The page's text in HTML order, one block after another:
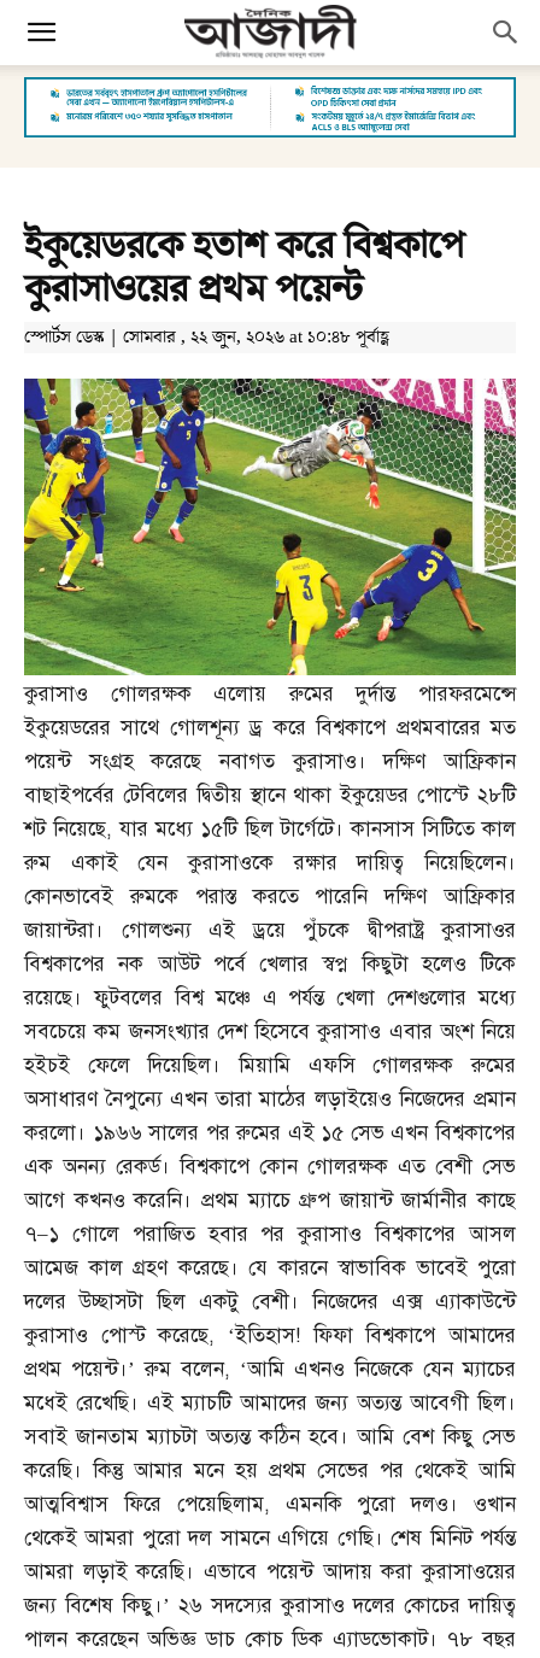
ইকুয়েডরকে হতাশ করে বিশ্বকাপে
কুরাসাওয়ের প্রথম পয়েন্ট
স্পোর্টস ডেস্ক | সোমবার , ২২ জুন, ২০২৬ at ১০:৪৮ পূর্বাহ্ণ
কুরাসাও গোলরক্ষক এলোয় রুমের দুর্দান্ত পারফরমেন্সে
ইকুয়েডরের সাথে গোলশূন্য ড্র করে বিশ্বকাপে প্রথমবারের মত
পয়েন্ট সংগ্রহ করেছে নবাগত কুরাসাও। দক্ষিণ আফ্রিকান
বাছাইপর্বের টেবিলের দ্বিতীয় স্থানে থাকা ইকুয়েডর পোস্টে ২৮টি
শট নিয়েছে,যার মধ্যে ১৫টি ছিল টার্গেটে। কানসাস সিটিতে কাল
রুম একাই যেন কুরাসাওকে রক্ষার দায়িত্ব নিয়েছিলেন।
কোনভাবেই রুমকে পরাস্ত করতে পারেনি দক্ষিণ আফ্রিকার
জায়ান্টরা। গোলশুন্য এই ড্রয়ে পুঁচকে দ্বীপরাষ্ট্র কুরাসাওর
বিশ্বকাপের নক আউট পর্বে খেলার স্বপ্ন কিছুটা হলেও টিকে
রয়েছে। ফুটবলের বিশ্ব মঞ্চে এ পর্যন্ত খেলা দেশগুলোর মধ্যে
সবচেয়ে কম জনসংখ্যার দেশ হিসেবে কুরাসাও এবার অংশ নিয়ে
হইচই ফেলে দিয়েছিল। মিয়ামি এফসি গোলরক্ষক রুমের
অসাধারণ নৈপুন্যে এখন তারা মাঠের লড়াইয়েও নিজেদের প্রমান
করলো। ১৯৬৬ সালের পর রুমের এই ১৫ সেভ এখন বিশ্বকাপের
এক অনন্য রেকর্ড। বিশ্বকাপে কোন গোলরক্ষক এত বেশী সেভ
আগে কখনও করেনি। প্রথম ম্যাচে গ্রুপ জায়ান্ট জার্মানীর কাছে
৭–১ গোলে পরাজিত হবার পর কুরাসাও বিশ্বকাপের আসল
আমেজ কাল গ্রহণ করেছে। যে কারনে স্বাভাবিক ভাবেই পুরো
দলের উচ্ছাসটা ছিল একটু বেশী। নিজেদের এক্স এ্যাকাউন্টে
কুরাসাও পোস্ট করেছে, ‘ইতিহাস!ফিফা বিশ্বকাপে আমাদের
প্রথম পয়েন্ট।’ রুম বলেন, ‘আমি এখনও নিজেকে যেন ম্যাচের
মধেই রেখেছি। এই ম্যাচটি আমাদের জন্য অত্যন্ত আবেগী ছিল।
সবাই জানতাম ম্যাচটা অত্যন্ত কঠিন হবে। আমি বেশ কিছু সেভ
করেছি। কিন্তু আমার মনে হয় প্রথম সেভের পর থেকেই আমি
আত্মবিশ্বাস ফিরে পেয়েছিলাম, এমনকি পুরো দলও। ওখান
থেকেই আমরা পুরো দল সামনে এগিয়ে গেছি। শেষ মিনিট পর্যন্ত
আমরা লড়াই করেছি। এভাবে পয়েন্ট আদায় করা কুরাসাওয়ের
জন্য বিশেষ কিছু।’ ২৬ সদস্যের কুরাসাও দলের কোচের দায়িত্ব
পালন করেছেন অভিজ্ঞ ডাচ কোচ ডিক এ্যাডভোকাট। ৭৮ বছর